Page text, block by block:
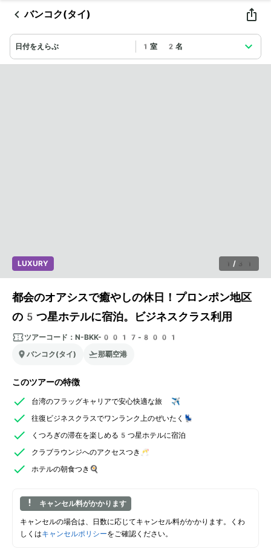
バンコク(タイ)
日付をえらぶ 1室 2名
1 / 31
LUXURY
都会のオアシスで癒やしの休日！プロンポン地区
の5つ星ホテルに宿泊。ビジネスクラス利用
ツアーコード： N-BKK-0017-8001
バンコク(タイ)
那覇空港
このツアーの特徴
台湾のフラッグキャリアで安心快適な旅 ✈️
往復ビジネスクラスでワンランク上のぜいたく💺
くつろぎの滞在を楽しめる5つ星ホテルに宿泊
クラブラウンジへのアクセスつき🥂
ホテルの朝食つき🍳
キャンセル料がかかります
キャンセルの場合は、日数に応じてキャンセル料がかかります。くわ
しくはキャンセルポリシーをご確認ください。